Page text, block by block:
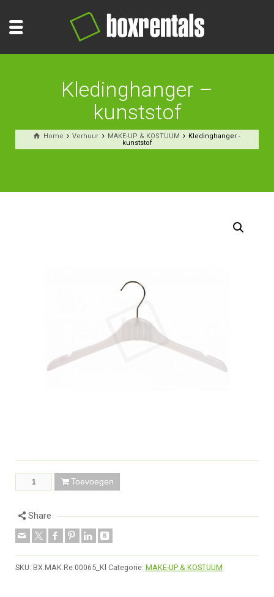
Kledinghanger –
kunststof
Home Verhuur MAKE-UP & KOSTUUM
Kledinghanger -
kunststof
Toevoegen
Share
SKU: BX.MAK.Re.00065_Kl Categorie: MAKE-UP & KOSTUUM